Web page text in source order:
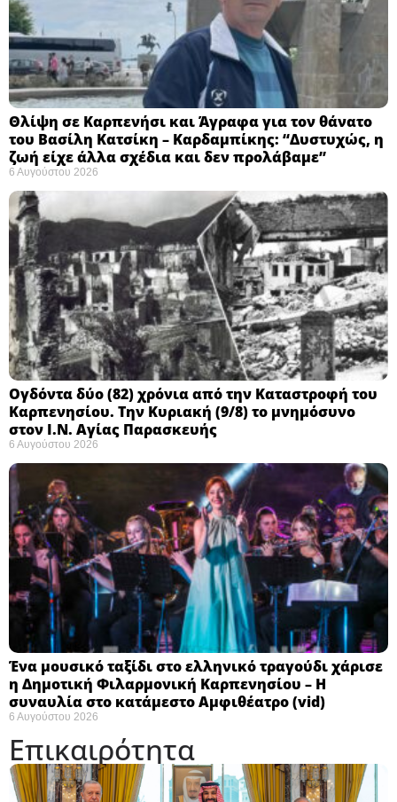
Θλίψη σε Καρπενήσι και Άγραφα για τον θάνατο
του Βασίλη Κατσίκη – Καρδαμπίκης: “Δυστυχώς, η
ζωή είχε άλλα σχέδια και δεν προλάβαμε”
6 Αυγούστου 2026
Ογδόντα δύο (82) χρόνια από την Καταστροφή του
Καρπενησίου. Την Κυριακή (9/8) το μνημόσυνο
στον Ι.Ν. Αγίας Παρασκευής
6 Αυγούστου 2026
Ένα μουσικό ταξίδι στο ελληνικό τραγούδι χάρισε
η Δημοτική Φιλαρμονική Καρπενησίου – Η
συναυλία στο κατάμεστο Αμφιθέατρο (vid)
6 Αυγούστου 2026
Επικαιρότητα